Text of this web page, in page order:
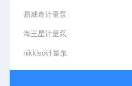
易威奇计量泵
海王星计量泵
nikkiso计量泵